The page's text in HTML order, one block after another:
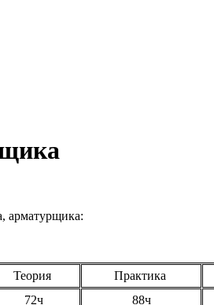
арматурщика:
Теория Практика
72ч 88ч